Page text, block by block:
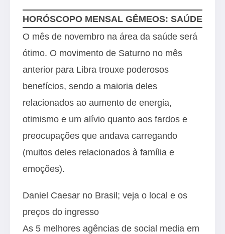
HORÓSCOPO MENSAL GÊMEOS: SAÚDE
O mês de novembro na área da saúde será
ótimo. O movimento de Saturno no mês
anterior para Libra trouxe poderosos
benefícios, sendo a maioria deles
relacionados ao aumento de energia,
otimismo e um alívio quanto aos fardos e
preocupações que andava carregando
(muitos deles relacionados à família e
emoções).
Daniel Caesar no Brasil; veja o local e os
preços do ingresso
As 5 melhores agências de social media em